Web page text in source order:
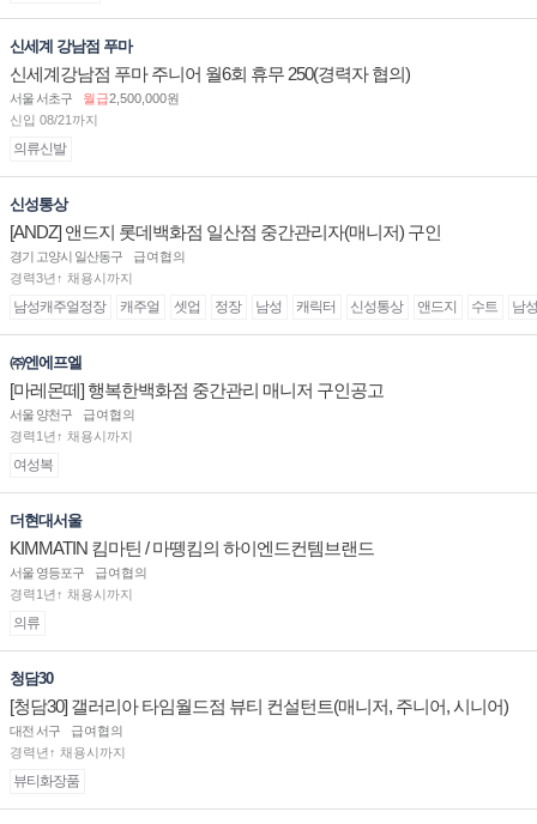
신세계 강남점 푸마
신세계강남점 푸마 주니어 월6회 휴무 250(경력자 협의)
서울 서초구 월급2,500,000원
신입 08/21까지
의류신발
신성통상
[ANDZ] 앤드지 롯데백화점 일산점 중간관리자(매니저) 구인
경기 고양시 일산동구
급여협의
경력3년↑ 채용시까지
남성캐주얼정장 캐주얼 셋업 정장 남성 캐릭터 신성통상 앤드지 수트 남
㈜엔에프엘
[마레몬떼] 행복한백화점 중간관리 매니저 구인공고
서울 양천구
급여협의
경력1년↑ 채용시까지
여성복
더현대서울
KIMMATIN 킴마틴 / 마뗑킴의 하이엔드컨템브랜드
서울 영등포구
급여협의
경력1년↑ 채용시까지
의류
청담30
[청담30] 갤러리아 타임월드점 뷰티 컨설턴트(매니저, 주니어, 시니어)
채용
대전 서구
급여협의
경력년↑ 채용시까지
뷰티화장품